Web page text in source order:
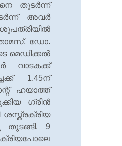
തുടര്‍ന്ന്
അവർ
തോമസ്, ഡോ.
മെഡിക്കല്‍
വാടകക്ക്
1.45ന്
ഹയാത്ത്
ഗ്രീന്‍
തുടങ്ങി. 9